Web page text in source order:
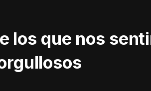
los que nos